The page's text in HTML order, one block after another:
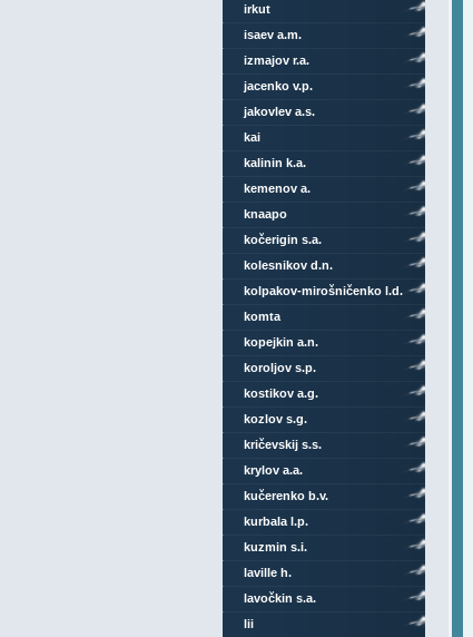
irkut
isaev a.m.
izmajov r.a.
jacenko v.p.
jakovlev a.s.
kai
kalinin k.a.
kemenov a.
knaapo
kočerigin s.a.
kolesnikov d.n.
kolpakov-mirošničenko l.d.
komta
kopejkin a.n.
koroljov s.p.
kostikov a.g.
kozlov s.g.
kričevskij s.s.
krylov a.a.
kučerenko b.v.
kurbala l.p.
kuzmin s.i.
laville h.
lavočkin s.a.
lii